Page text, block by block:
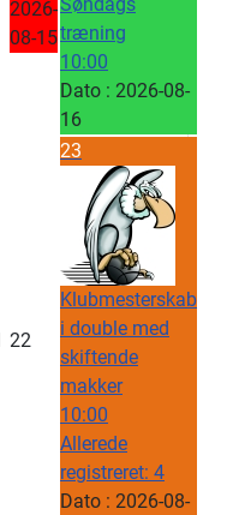
2026-
08-15træning
10:00
Dato : 2026-08-
16
22
23
Klubmesterskab
i double med
skiftende
makker
10:00
Allerede
registreret: 4
Dato : 2026-08-